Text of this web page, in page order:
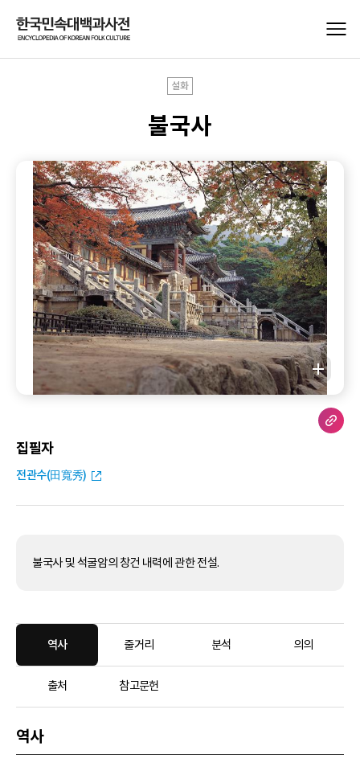
설화
불국사
집필자
전관수(田寬秀)
불국사 및 석굴암의 창건 내력에 관한 전설.
역사 줄거리 분석 의의
출처 참고문헌
역사